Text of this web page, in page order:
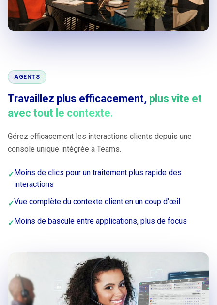
AGENTS
Travaillez plus efficacement, plus vite et
avec tout le contexte.
Gérez efficacement les interactions clients depuis une
console unique intégrée à Teams.
✓Moins de clics pour un traitement plus rapide des
interactions
✓Vue complète du contexte client en un coup d'œil
✓Moins de bascule entre applications, plus de focus